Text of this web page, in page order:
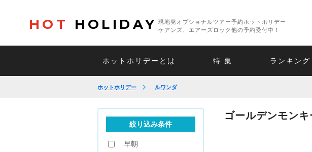
HOT HOLIDAY
現地発オプショナルツアー予約ホットホリデー
ケアンズ、エアーズロック他の予約受付中！
ホットホリデーとは 特 集 ランキング
ホットホリデー ルワンダ
ゴールデンモン
絞り込み条件
早朝